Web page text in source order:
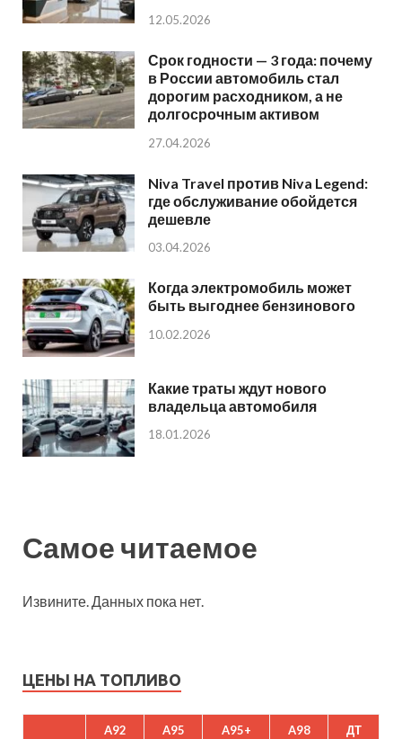
12.05.2026
Срок годности — 3 года: почему
в России автомобиль стал
дорогим расходником, а не
долгосрочным активом
27.04.2026
Niva Travel против Niva Legend:
где обслуживание обойдется
дешевле
03.04.2026
Когда электромобиль может
быть выгоднее бензинового
10.02.2026
Какие траты ждут нового
владельца автомобиля
18.01.2026
Самое читаемое
Извините. Данных пока нет.
ЦЕНЫ НА ТОПЛИВО
A92 A95 A95+ A98 ДТ